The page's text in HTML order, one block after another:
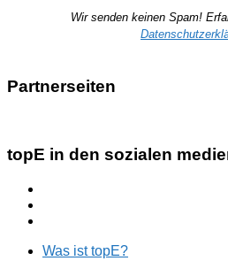
Wir senden keinen Spam!
Partnerseiten
topE in den sozialen
Was ist topE?